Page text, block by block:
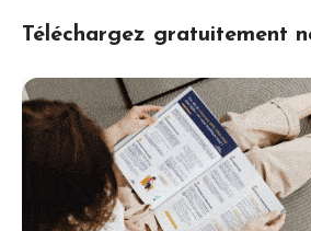
Téléchargez gratuitement